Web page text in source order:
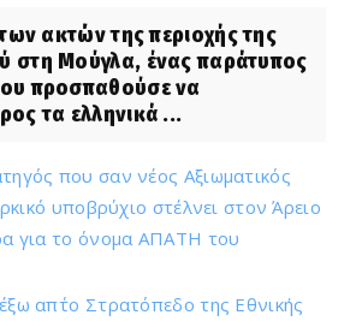
ακτών της περιοχής της
στη Μούγλα, ένας παράτυπος
προσπαθούσε να
τα ελληνικά ...
που σαν νέος Αξιωματικός
υποβρύχιο στέλνει στον Άρειο
για το όνομα ΑΠΑΤΗ του
απ΄το Στρατόπεδο της Εθνικής